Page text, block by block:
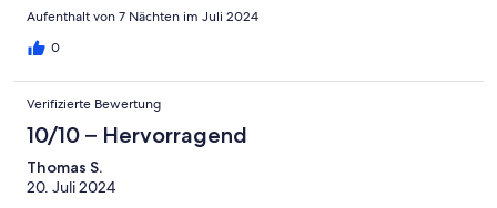
Aufenthalt von 7 Nächten im Juli 2024
0
Verifizierte Bewertung
10/10 – Hervorragend
Thomas S.
20. Juli 2024